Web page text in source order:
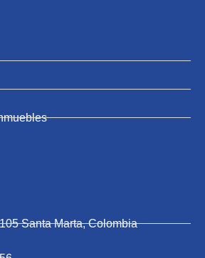
Santa Marta, Colombia